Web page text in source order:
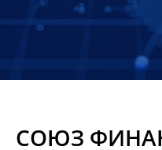
Контакты
СОЮЗ